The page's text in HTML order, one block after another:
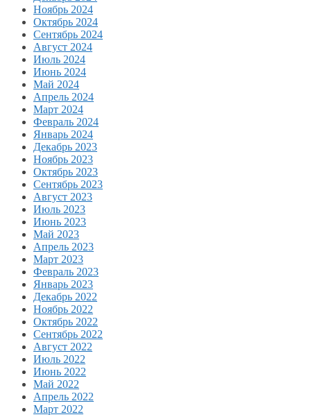
Ноябрь 2024
Октябрь 2024
Сентябрь 2024
Август 2024
Июль 2024
Июнь 2024
Май 2024
Апрель 2024
Март 2024
Февраль 2024
Январь 2024
Декабрь 2023
Ноябрь 2023
Октябрь 2023
Сентябрь 2023
Август 2023
Июль 2023
Июнь 2023
Май 2023
Апрель 2023
Март 2023
Февраль 2023
Январь 2023
Декабрь 2022
Ноябрь 2022
Октябрь 2022
Сентябрь 2022
Август 2022
Июль 2022
Июнь 2022
Май 2022
Апрель 2022
Март 2022